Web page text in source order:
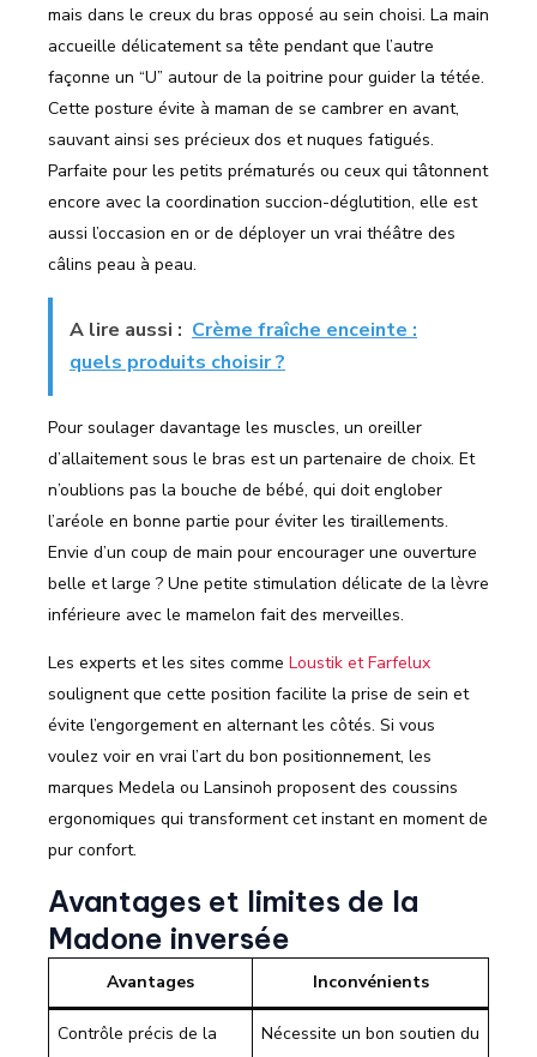
mais dans le creux du bras opposé au sein choisi. La main
accueille délicatement sa tête pendant que l’autre
façonne un “U” autour de la poitrine pour guider la tétée.
Cette posture évite à maman de se cambrer en avant,
sauvant ainsi ses précieux dos et nuques fatigués.
Parfaite pour les petits prématurés ou ceux qui tâtonnent
encore avec la coordination succion-déglutition, elle est
aussi l’occasion en or de déployer un vrai théâtre des
câlins peau à peau.
A lire aussi : Crème fraîche enceinte :
quels produits choisir ?
Pour soulager davantage les muscles, un oreiller
d’allaitement sous le bras est un partenaire de choix. Et
n’oublions pas la bouche de bébé, qui doit englober
l’aréole en bonne partie pour éviter les tiraillements.
Envie d’un coup de main pour encourager une ouverture
belle et large ? Une petite stimulation délicate de la lèvre
inférieure avec le mamelon fait des merveilles.
Les experts et les sites comme Loustik et Farfelux
soulignent que cette position facilite la prise de sein et
évite l’engorgement en alternant les côtés. Si vous
voulez voir en vrai l’art du bon positionnement, les
marques Medela ou Lansinoh proposent des coussins
ergonomiques qui transforment cet instant en moment de
pur confort.
Avantages et limites de la
Madone inversée
Avantages Inconvénients
Contrôle précis de la
Nécessite un bon soutien du